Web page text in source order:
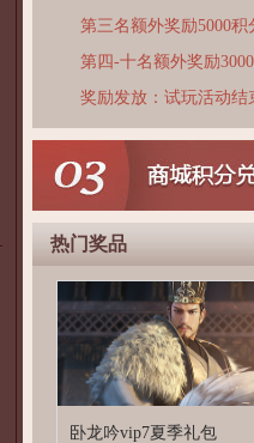
第三名额外奖励5000积
第四-十名额外奖励
奖励发放：试玩活动
热门奖品
卧龙吟vip7夏季礼包